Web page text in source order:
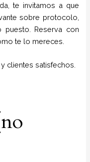
te invitamos a que
sobre protocolo,
Reserva con
te lo mereces.
clientes satisfechos.